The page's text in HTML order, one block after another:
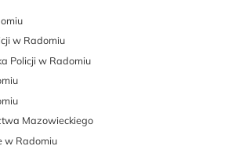
w Radomiu
Policji w Radomiu
Mazowieckiego
w Radomiu